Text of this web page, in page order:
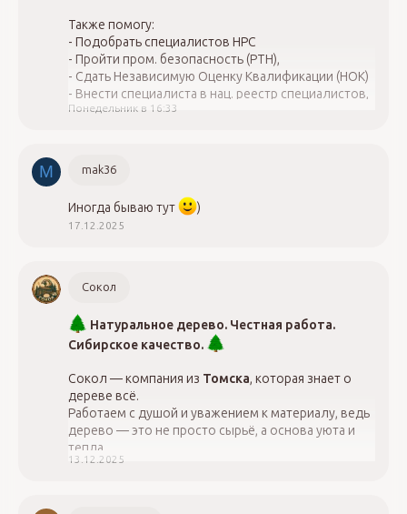
Также помогу:
- Подобрать специалистов НРС
- Пройти пром. безопасность (РТН),
- Сдать Независимую Оценку Квалификации (НОК)
- Внести специалиста в нац. реестр специалистов,
НОСТРОЙ, НОПРИЗ,
- Повысить квалификацию, ОТ и ТБ
Обращайтесь, 8-923-775-07-97
Понедельник в 16:33
M mak36
Иногда бываю тут )
17.12.2025
Сокол
Натуральное дерево. Честная работа.
Сибирское качество.
Сокол — компания из Томска, которая знает о
дереве всё.
Работаем с душой и уважением к материалу, ведь
дерево — это не просто сырьё, а основа уюта и
тепла.
13.12.2025